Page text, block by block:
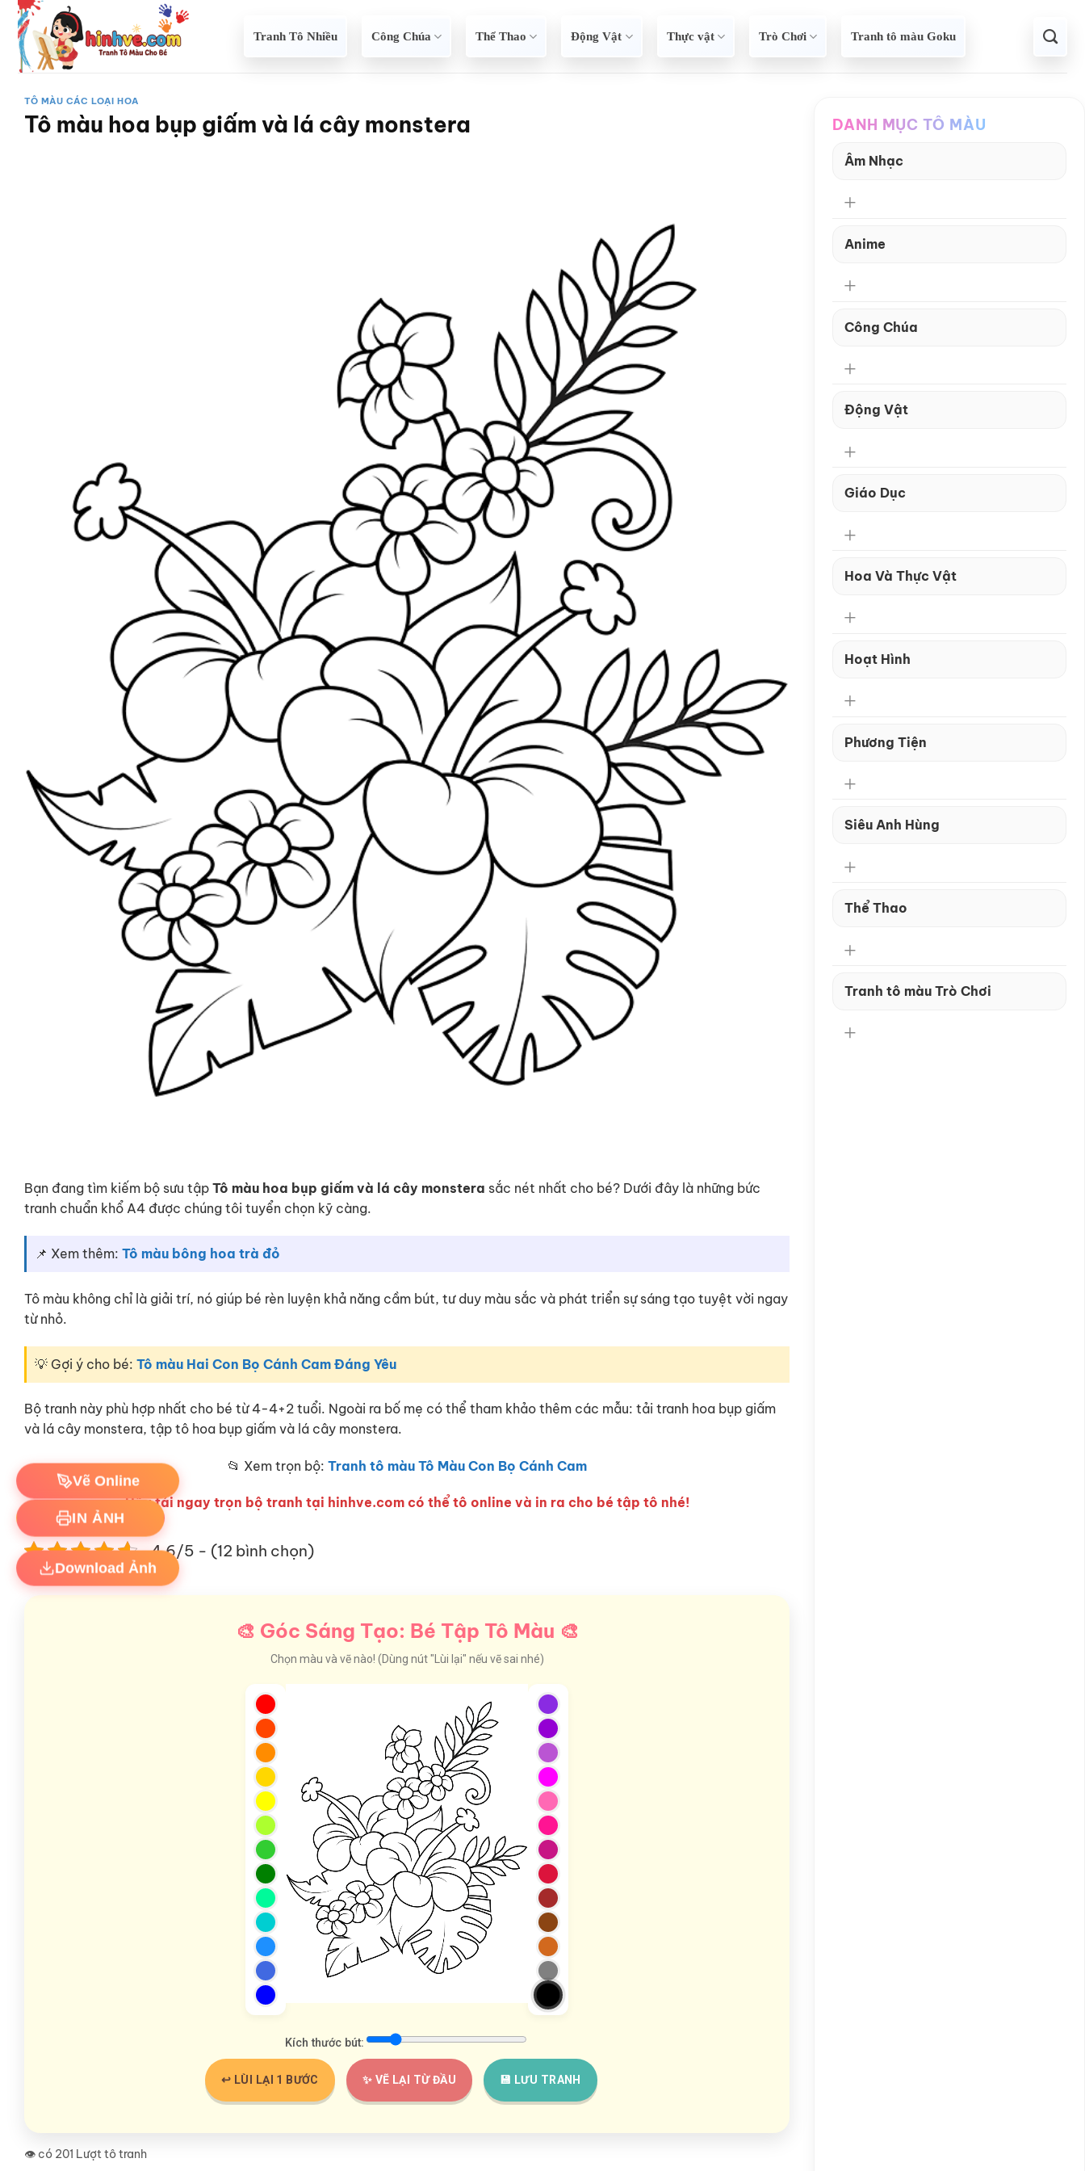
qua
dung
Tranh Tô Nhiều Công Chúa Thể Thao Động Vật Thực vật Trò Chơi Tranh tô màu Goku
TÔ MÀU CÁC LOẠI HOA
Tô màu hoa bụp giấm và lá cây monstera
Bạn đang tìm kiếm bộ sưu tập Tô màu hoa bụp giấm và lá cây monstera sắc nét nhất cho bé? Dưới đây là những bức
tranh chuẩn khổ A4 được chúng tôi tuyển chọn kỹ càng.
📌 Xem thêm: Tô màu bông hoa trà đỏ
Tô màu không chỉ là giải trí, nó giúp bé rèn luyện khả năng cầm bút, tư duy màu sắc và phát triển sự sáng tạo tuyệt vời ngay
từ nhỏ.
💡 Gợi ý cho bé: Tô màu Hai Con Bọ Cánh Cam Đáng Yêu
Bộ tranh này phù hợp nhất cho bé từ 4-4+2 tuổi. Ngoài ra bố mẹ có thể tham khảo thêm các mẫu: tải tranh hoa bụp giấm
và lá cây monstera, tập tô hoa bụp giấm và lá cây monstera.
📂 Xem trọn bộ: Tranh tô màu Tô Màu Con Bọ Cánh Cam
Hãy tải ngay trọn bộ tranh tại hinhve.com có thể tô online và in ra cho bé tập tô nhé!
4.6/5 - (12 bình chọn)
🎨 Góc Sáng Tạo: Bé Tập Tô Màu 🎨
Chọn màu và vẽ nào! (Dùng nút "Lùi lại" nếu vẽ sai nhé)
Kích thước bút:
↩️ LÙI LẠI 1 BƯỚC ✨ VẼ LẠI TỪ ĐẦU 💾 LƯU TRANH
👁️ có 201 Lượt tô tranh
DANH MỤC TÔ MÀU
Âm Nhạc
Anime
Công Chúa
Động Vật
Giáo Dục
Hoa Và Thực Vật
Hoạt Hình
Phương Tiện
Siêu Anh Hùng
Thể Thao
Tranh tô màu Trò Chơi
Vẽ Online
IN ẢNH
Download Ảnh